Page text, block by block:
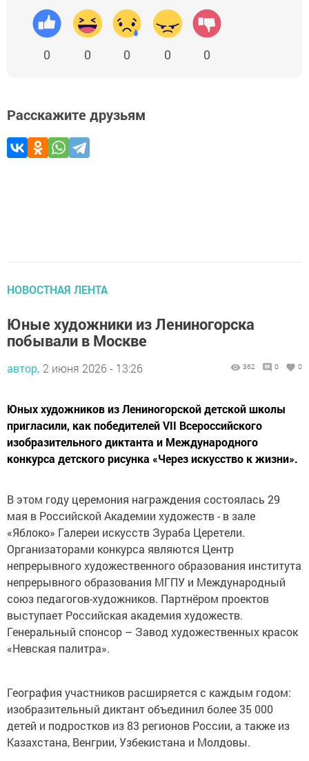
0 0 0 0 0
Расскажите друзьям
НОВОСТНАЯ ЛЕНТА
Юные художники из Лениногорска
побывали в Москве
автор, 2 июня 2026 - 13:26 362 0 0
Юных художников из Лениногорской детской школы
пригласили, как победителей VII Всероссийского
изобразительного диктанта и Международного
конкурса детского рисунка «Через искусство к жизни».
В этом году церемония награждения состоялась 29
мая в Российской Академии художеств - в зале
«Яблоко» Галереи искусств Зураба Церетели.
Организаторами конкурса являются Центр
непрерывного художественного образования института
непрерывного образования МГПУ и Международный
союз педагогов-художников. Партнёром проектов
выступает Российская академия художеств.
Генеральный спонсор – Завод художественных красок
«Невская палитра».
География участников расширяется с каждым годом:
изобразительный диктант объединил более 35 000
детей и подростков из 83 регионов России, а также из
Казахстана, Венгрии, Узбекистана и Молдовы.